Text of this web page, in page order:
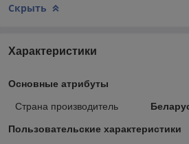
Скрыть
Характеристики
Основные атрибуты
Страна производитель
Пользовательские характеристики